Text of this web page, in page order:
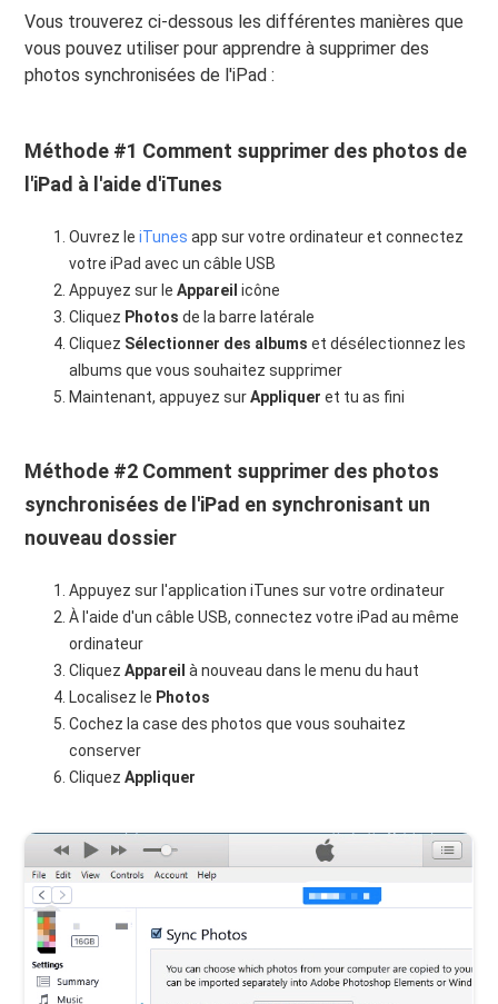
Vous trouverez ci-dessous les différentes manières que
vous pouvez utiliser pour apprendre à supprimer des
photos synchronisées de l'iPad :
Méthode #1 Comment supprimer des photos de
l'iPad à l'aide d'iTunes
Ouvrez leiTunes app sur votre ordinateur et connectez
votre iPad avec un câble USB
Appuyez sur leAppareilicône
Cliquez Photosde la barre latérale
Cliquez Sélectionner des albumset désélectionnez les
albums que vous souhaitez supprimer
Maintenant, appuyez surAppliqueret tu as fini
Méthode #2 Comment supprimer des photos
synchronisées de l'iPad en synchronisant un
nouveau dossier
Appuyez sur l'application iTunes sur votre ordinateur
À l'aide d'un câble USB, connectez votre iPad au même
ordinateur
CliquezAppareilà nouveau dans le menu du haut
Localisez le Photos
Cochez la case des photos que vous souhaitez
conserver
CliquezAppliquer